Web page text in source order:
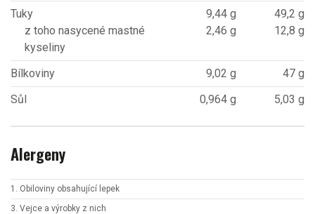
Tuky
z toho nasycené mastné
kyseliny
9,44 g
2,46 g
49,2 g
12,8 g
Bílkoviny 9,02 g
47 g
Sůl
0,964 g 5,03 g
Alergeny
1. Obiloviny obsahující lepek
3. Vejce a výrobky z nich